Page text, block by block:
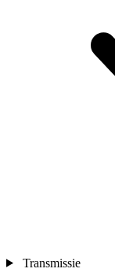
Transmissie